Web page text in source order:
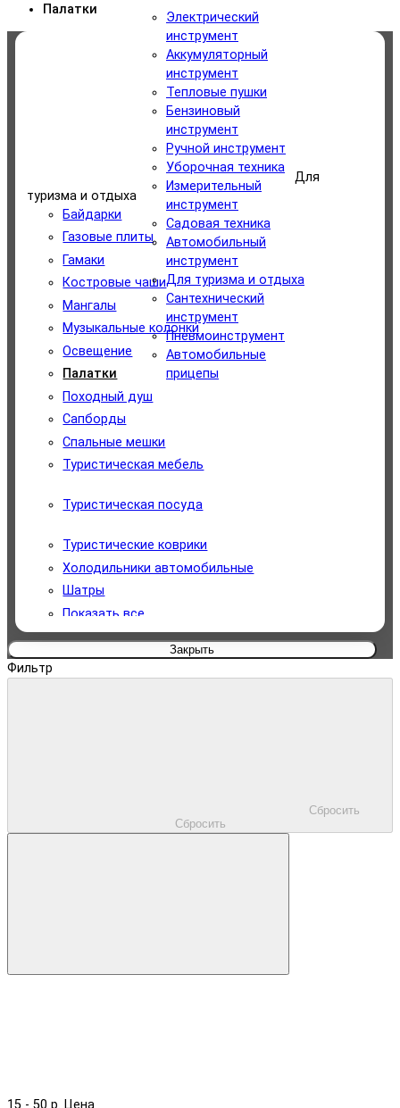
Электрический
инструмент
Аккумуляторный
инструмент
Тепловые пушки
Бензиновый
инструмент
Ручной инструмент
Уборочная техника
Измерительный
инструмент
Садовая техника
Автомобильный
инструмент
Для туризма и отдыха
Сантехнический
инструмент
Пневмоинструмент
Автомобильные
прицепы
Палатки
Электрический инструмент
Аккумуляторный инструмент
Тепловые пушки
Бензиновый инструмент
Ручной инструмент
Уборочная техника
Измерительный инструмент
Садовая техника
Автомобильный инструмент
Для туризма и отдыха
Для
туризма и отдыха
Байдарки
Газовые плиты
Гамаки
Костровые чаши
Мангалы
Музыкальные колонки
Освещение
Палатки
Походный душ
Сапборды
Спальные мешки
Туристическая мебель
Туристическая посуда
Туристические коврики
Холодильники автомобильные
Шатры
Показать все
Сантехнический инструмент
Пневмоинструмент
Автомобильные прицепы
Закрыть
Фильтр
Сбросить
Сбросить
15 - 50 р. Цена